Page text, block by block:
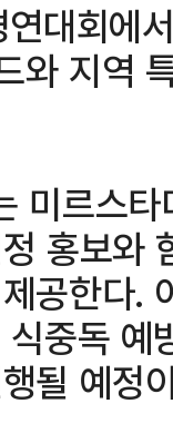
대회에
와 지역
미르스
홍보와
공한다.
식중독
될 예정